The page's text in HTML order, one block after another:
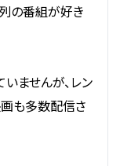
の番組が好き
ませんが、レン
も多数配信さ